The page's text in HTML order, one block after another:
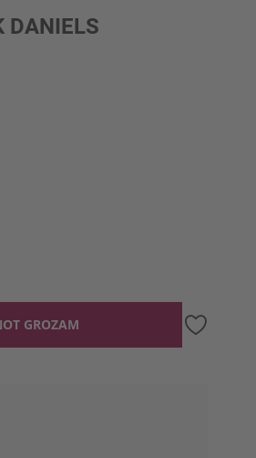
DANIELS
GROZAM